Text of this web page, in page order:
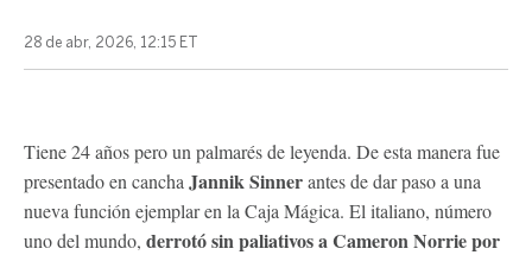
28 de abr, 2026, 12:15 ET
Tiene 24 años pero un palmarés de leyenda. De esta manera fue
presentado en cancha Jannik Sinnerantes de dar paso a una
nueva función ejemplar en la Caja Mágica. El italiano, número
uno del mundo, derrotó sin paliativos a Cameron Norrie por